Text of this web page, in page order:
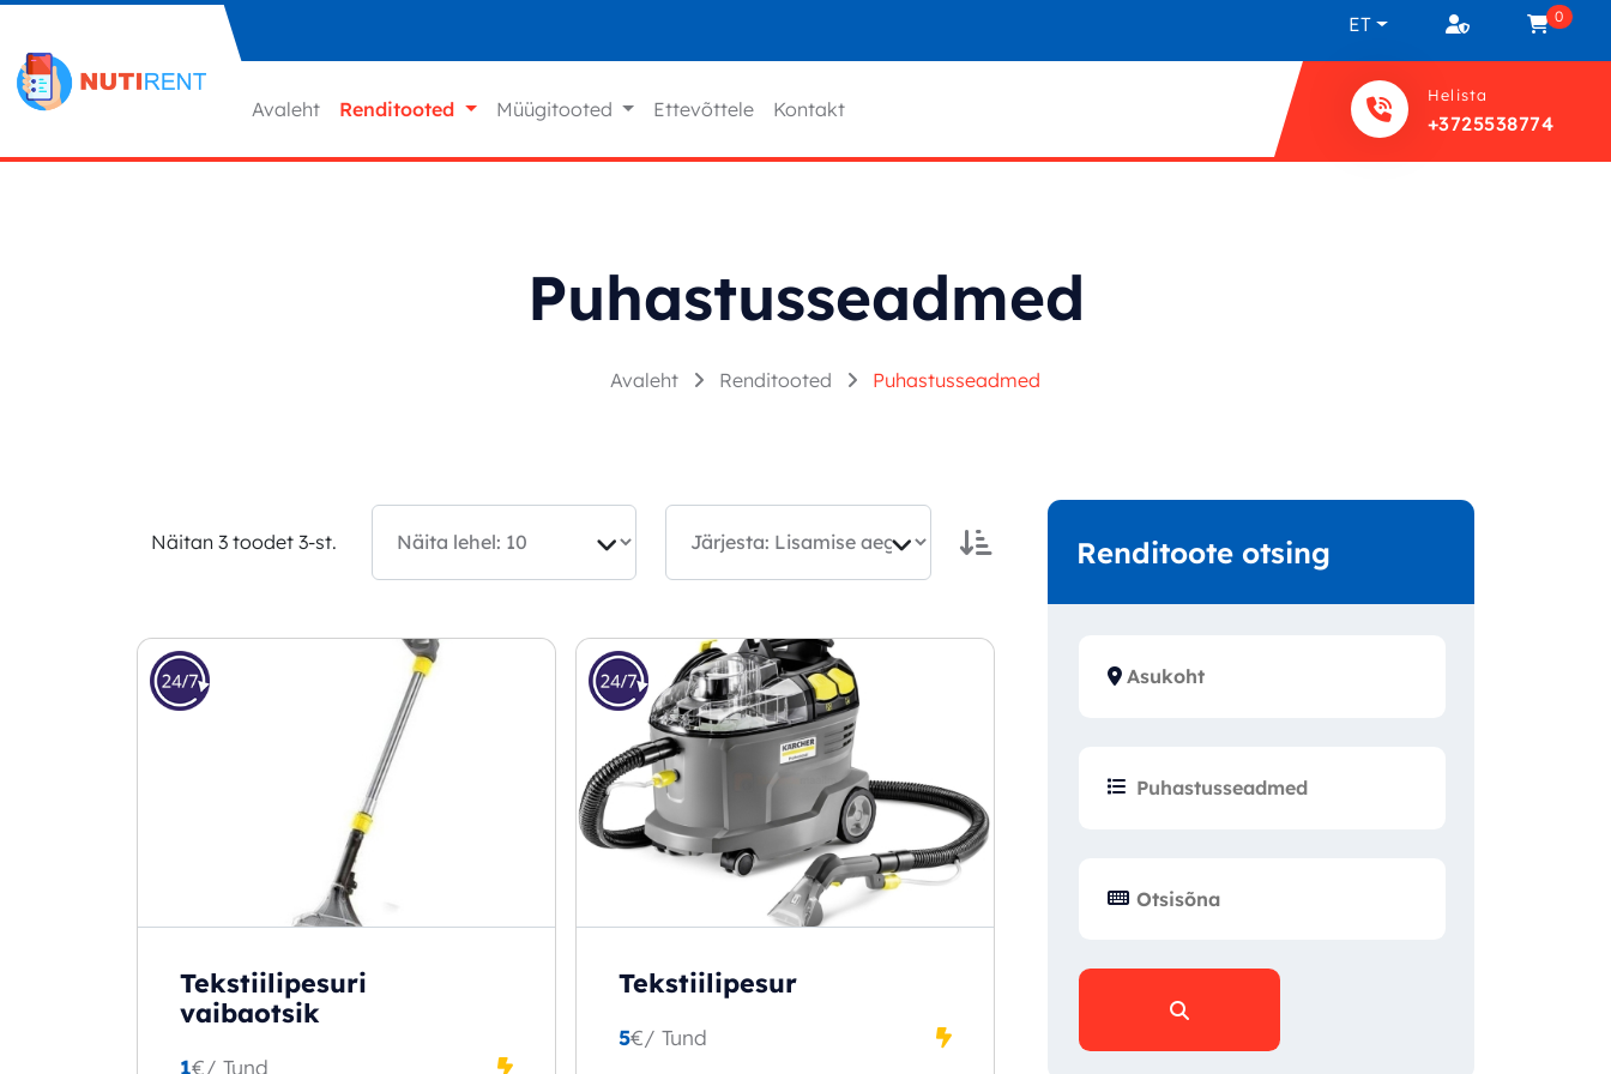
ET 0
Avaleht Renditooted Müügitooted Ettevõttele Kontakt
Helista
+3725538774
Puhastusseadmed
Avaleht Renditooted Puhastusseadmed
Näitan 3 toodet 3-st.
Tekstiilipesuri
vaibaotsik
1€/ Tund
Tekstiilipesur
5€/ Tund
Renditoote otsing